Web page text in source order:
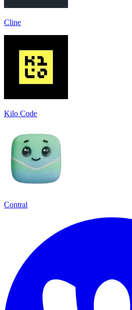
Cline
Kilo Code
Contral